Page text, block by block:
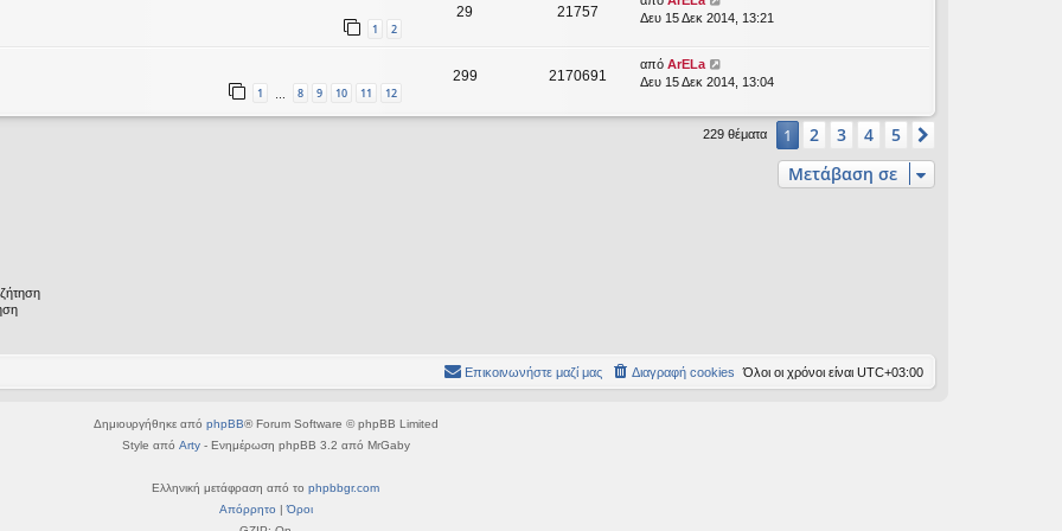
1 2
29 21757
Δευ 15 Δεκ 2014, 13:21
1 … 8 9 10 11 12
299 2170691
από ArELa
Δευ 15 Δεκ 2014, 13:04
229 θέματα 1 2 3 4 5
Μετάβαση σε
Όλοι οι χρόνοι είναι UTC+03:00
Διαγραφή cookies
Επικοινωνήστε μαζί μας
Δημιουργήθηκε από phpBB® Forum Software © phpBB Limited
Style από Arty- Ενημέρωση phpBB 3.2 από MrGaby
Ελληνική μετάφραση από το phpbbgr.com
Απόρρητο |Όροι